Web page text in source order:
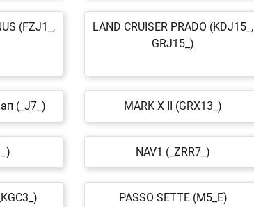
(FZJ1_,
LAND CRUISER PRADO (KDJ15_,
GRJ15_)
(_J7_) MARK X II (GRX13_)
NAV1 (_ZRR7_)
PASSO SETTE (M5_E)